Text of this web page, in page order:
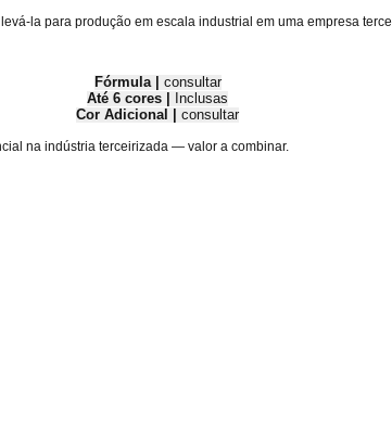
la para produção em escala industrial em uma empresa
Fórmula | consultar
Até 6 cores |
Inclusas
Cor Adicional | consultar
na indústria terceirizada — valor a combinar.